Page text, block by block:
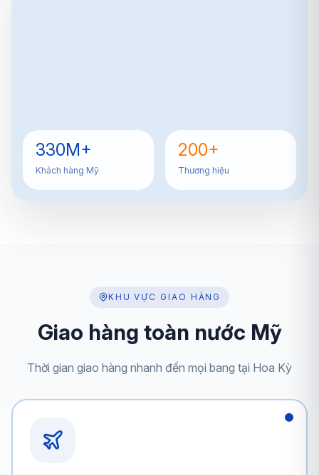
330M+
Khách hàng Mỹ
200+
Thương hiệu
KHU VỰC GIAO HÀNG
Giao hàng toàn nước Mỹ
Thời gian giao hàng nhanh đến mọi bang tại Hoa Kỳ